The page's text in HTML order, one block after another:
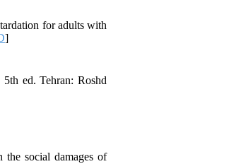
for adults with
]
ed. Tehran: Roshd
the social damages of